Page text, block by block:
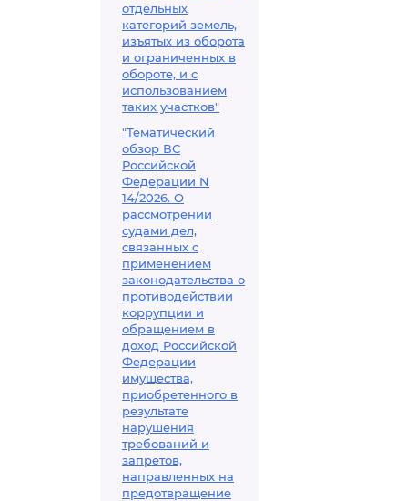
отдельных
категорий земель,
изъятых из оборота
и ограниченных в
обороте, и с
использованием
таких участков"
"Тематический
обзор ВС
Российской
Федерации N
14/2026. О
рассмотрении
судами дел,
связанных с
применением
законодательства о
противодействии
коррупции и
обращением в
доход Российской
Федерации
имущества,
приобретенного в
результате
нарушения
требований и
запретов,
направленных на
предотвращение